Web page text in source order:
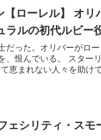
ローレル】 オリ
ラルの初代ルビー
だった。オリバーがロ
恨んでいる。 スター
恵まれない人々を助け
ェシリティ・スモ